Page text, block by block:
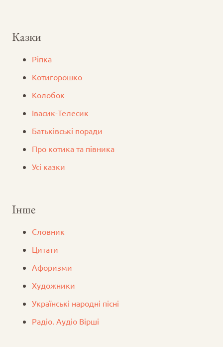
Казки
Ріпка
Котигорошко
Колобок
Iвасик-Телесик
Батьківські поради
Про котика та півника
Усі казки
Інше
Словник
Цитати
Афоризми
Художники
Українські народні пісні
Радіо. Аудіо Вірші